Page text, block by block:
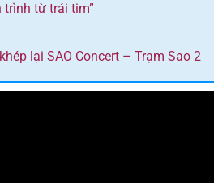
trình từ trái tim”
lại SAO Concert – Trạm Sao 2